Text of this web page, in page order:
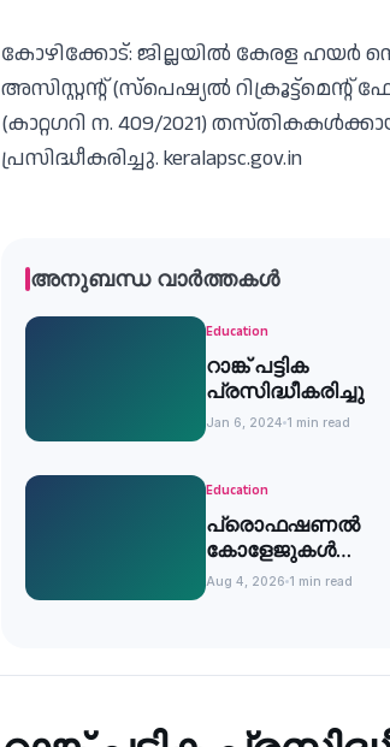
കോഴിക്കോട്: ജില്ലയിൽ കേരള ഹയർ
അസിസ്റ്റന്റ് (സ്പെഷ്യൽ
(കാറ്റഗറി ന. 409/2021)
പ്രസിദ്ധീകരിച്ചു. keralapsc.gov.in
അനുബന്ധ വാർത്തകൾ
Education
റാങ്ക് പട്ടിക
പ്രസിദ്ധീകരിച്ചു
Jan 6, 2024 1 min read
Education
പ്രൊഫഷണൽ
കോളേജുകൾ
ഒഴികെ
Aug 4, 2026 1 min read
‹